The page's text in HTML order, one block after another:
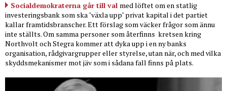
Socialdemokraterna går till val med löftet om en statlig
investeringsbank som ska "växla upp" privat kapital i det partiet
kallar framtidsbranscher. Ett förslag som väcker frågor som ännu
inte ställts. Om samma personer som återfinns kretsen kring
Northvolt och Stegra kommer att dyka upp i en ny banks
organisation, rådgivargrupper eller styrelse, utan när, och med vilka
skyddsmekanismer mot jäv som i sådana fall finns på plats.